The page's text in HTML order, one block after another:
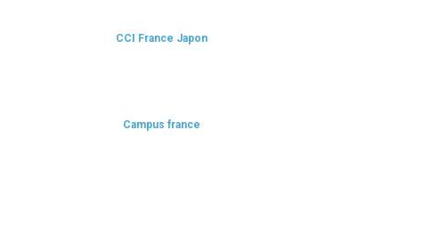
CCI France Japon
Campus france